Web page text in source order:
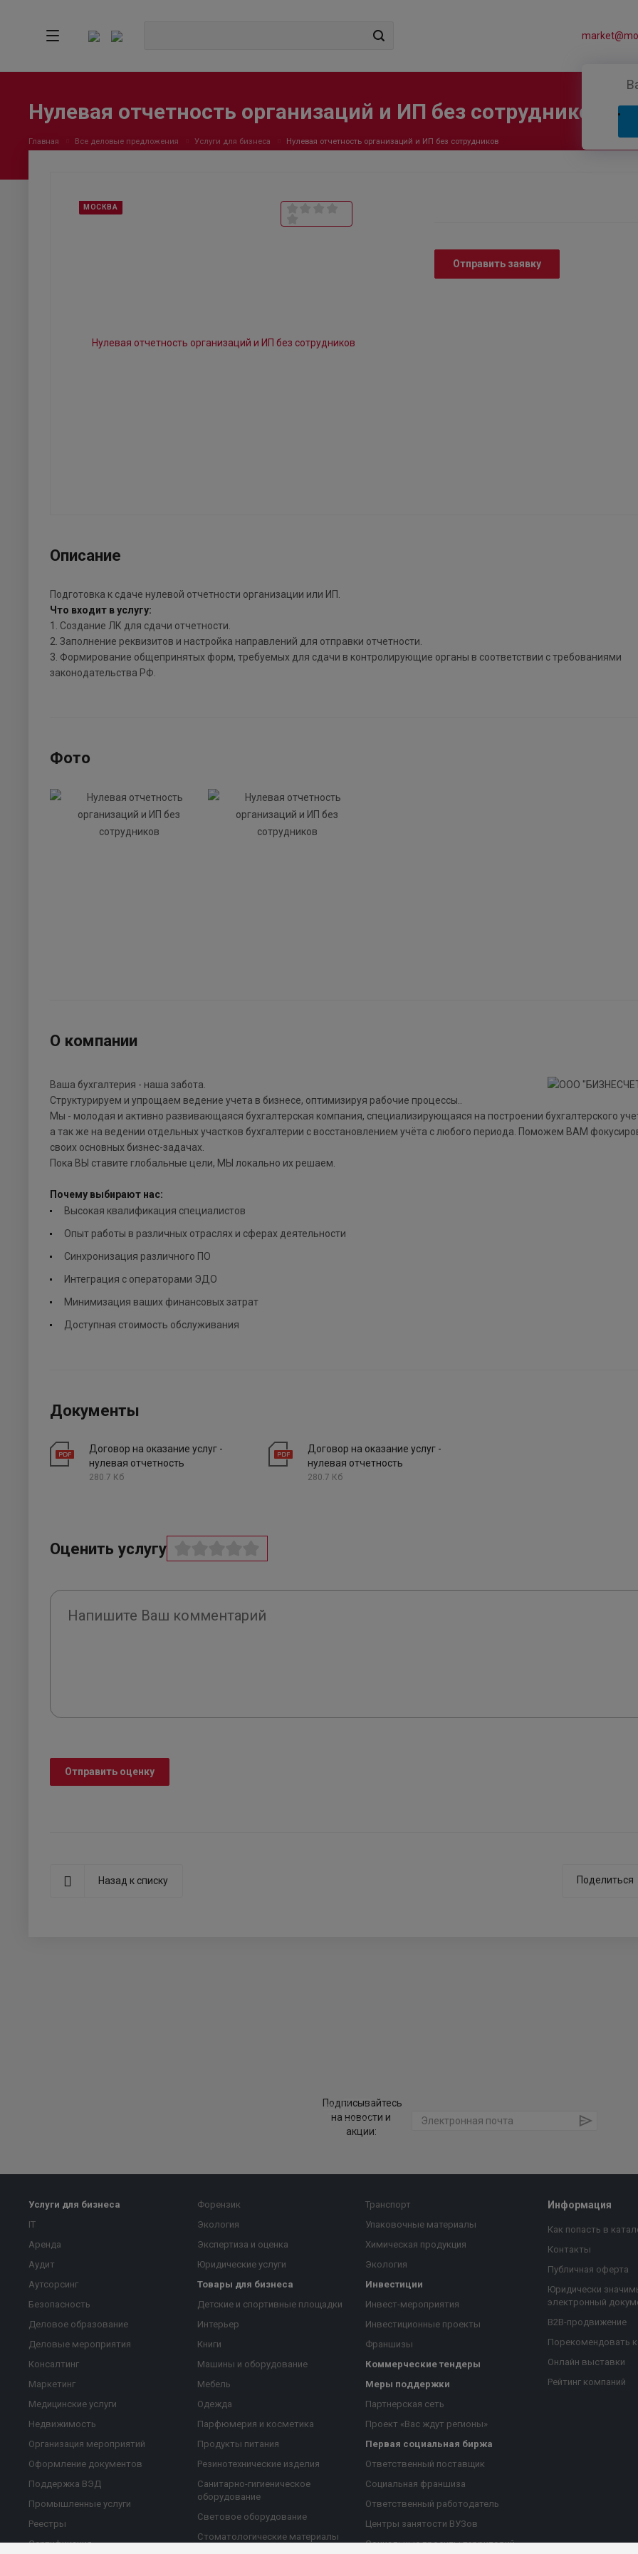
Нулевая отчетность организаций и ИП без сотрудников
Главная Все деловые предложения Услуги для бизнеса Нулевая отчетность организаций и ИП без сотрудников
МОСКВА
Отправить заявку
Описание
Подготовка к сдаче нулевой отчетности организации или ИП.
Что входит в услугу:
1. Создание ЛК для сдачи отчетности.
2. Заполнение реквизитов и настройка направлений для отправки отчетности.
3. Формирование общепринятых форм, требуемых для сдачи в контролирующие органы в соответствии с требованиями
законодательства РФ.
Фото
О компании
Ваша бухгалтерия - наша забота.
Структурируем и упрощаем ведение учета в бизнесе, оптимизируя рабочие процессы..
Мы - молодая и активно развивающаяся бухгалтерская компания, специализирующаяся на построении бухгалтерского
а так же на ведении отдельных участков бухгалтерии с восстановлением учёта с любого периода. Поможем ВАМ
своих основных бизнес-задачах.
Пока ВЫ ставите глобальные цели, МЫ локально их решаем.
Почему выбирают нас:
Высокая квалификация специалистов
Опыт работы в различных отраслях и сферах деятельности
Синхронизация различного ПО
Интеграция с операторами ЭДО
Минимизация ваших финансовых затрат
Доступная стоимость обслуживания
Документы
Договор на оказание услуг -
нулевая отчетность
280.7 Кб
Договор на оказание услуг -
нулевая отчетность
280.7 Кб
Оценить услугу
Отправить оценку
Поделиться
Назад к списку
Подписывайтесь
на новости и
акции:
Услуги для бизнеса
IT
Аренда
Аудит
Аутсорсинг
Безопасность
Деловое образование
Деловые мероприятия
Консалтинг
Маркетинг
Медицинские услуги
Недвижимость
Организация мероприятий
Оформление документов
Поддержка ВЭД
Промышленные услуги
Реестры
Сертификация
Форензик
Экология
Экспертиза и оценка
Юридические услуги
Товары для бизнеса
Детские и спортивные площадки
Интерьер
Книги
Машины и оборудование
Мебель
Одежда
Парфюмерия и косметика
Продукты питания
Резинотехнические изделия
Санитарно-гигиеническое
оборудование
Световое оборудование
Стоматологические материалы
Транспорт
Упаковочные материалы
Химическая продукция
Экология
Инвестиции
Инвест-мероприятия
Инвестиционные проекты
Франшизы
Коммерческие тендеры
Меры поддержки
Партнерская сеть
Проект «Вас ждут регионы»
Первая социальная биржа
Ответственный поставщик
Социальная франшиза
Ответственный работодатель
Центры занятости ВУЗов
Социальные проекты территорий
Информация
Как попасть в
Контакты
Публичная оферта
Юридически
электронный
B2B-продвижение
Порекомендовать
Онлайн выставки
Рейтинг компаний